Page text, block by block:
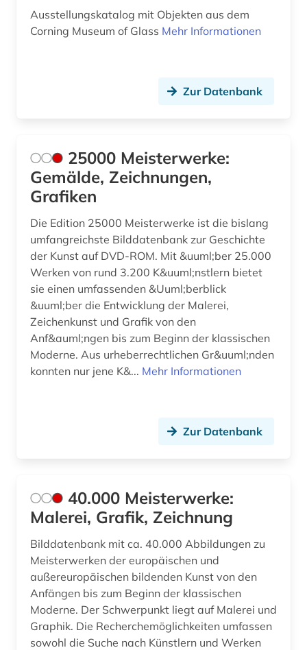
cgm 19 (1)
chorgestühl (1)
christliche kunst (4)
cicognara (1)
cognitive neuroscience (1)
comic (6)
comiczeichner (1)
cranach, familie (1)
cézanne, paul (1)
dahlbergh, erik jönsson | offizier; architekt;
zeichner; kartograf; historiker; beamter;
generalgouverneur (1)
darmstadt (1)
Ausstellungskatalog mit Objekten aus dem
Corning Museum of Glass Mehr Informationen
Zur Datenbank
25000 Meisterwerke:
Gemälde, Zeichnungen,
Grafiken
Die Edition 25000 Meisterwerke ist die bislang
umfangreichste Bilddatenbank zur Geschichte
der Kunst auf DVD-ROM. Mit &uuml;ber 25.000
Werken von rund 3.200 K&uuml;nstlern bietet
sie einen umfassenden &Uuml;berblick
&uuml;ber die Entwicklung der Malerei,
Zeichenkunst und Grafik von den
Anf&auml;ngen bis zum Beginn der klassischen
Moderne. Aus urheberrechtlichen Gr&uuml;nden
konnten nur jene K&... Mehr Informationen
Zur Datenbank
40.000 Meisterwerke:
Malerei, Grafik, Zeichnung
Bilddatenbank mit ca. 40.000 Abbildungen zu
Meisterwerken der europäischen und
außereuropäischen bildenden Kunst von den
Anfängen bis zum Beginn der klassischen
Moderne. Der Schwerpunkt liegt auf Malerei und
Graphik. Die Recherchemöglichkeiten umfassen
sowohl die Suche nach Künstlern und Werken